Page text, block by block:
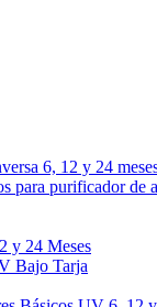
6, 12 y 24
para purificador de
y 24 Meses
Bajo Tarja